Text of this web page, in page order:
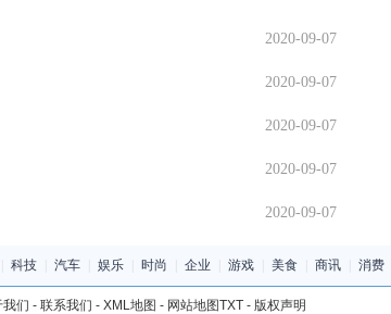
2020-09-07
2020-09-07
2020-09-07
2020-09-07
2020-09-07
科技 汽车 娱乐 时尚 企业 游戏 美食 商讯 消费
我们 - 联系我们 - XML地图 - 网站地图TXT- 版权声明